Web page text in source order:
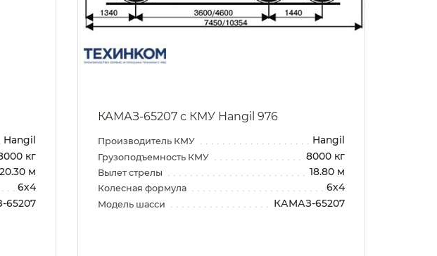
Hangil
кг
20.30 м
6х4
65207
КАМАЗ-65207 с КМУ Hangil 976
Производитель КМУ Hangil
Грузоподъемность КМУ 8000 кг
Вылет стрелы 18.80 м
Колесная формула 6х4
Модель шасси КАМАЗ-65207